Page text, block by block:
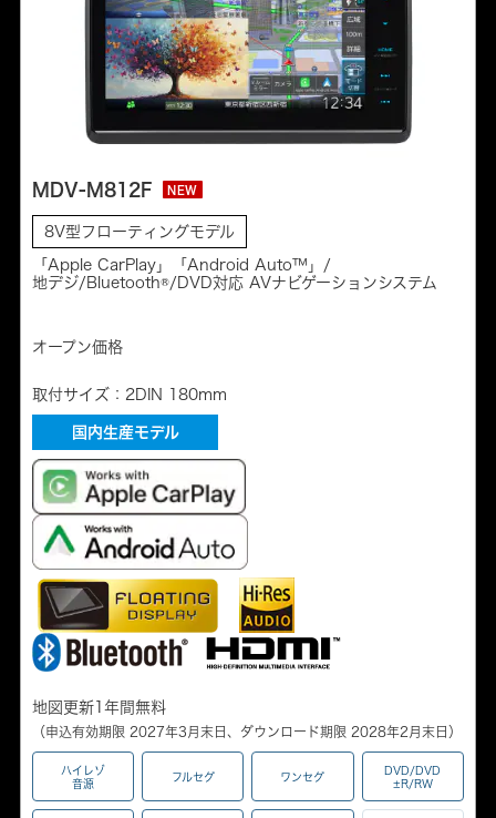
MDV-M812F NEW
8V型フローティングモデル
「Apple CarPlay」「Android Auto™」/
地デジ/Bluetooth®/DVD対応 AVナビゲーションシステム
オープン価格
取付サイズ：2DIN 180mm
国内生産モデル
地図更新1年間無料
（申込有効期限 2027年3月末日、ダウンロード期限 2028年2月末日）
ハイレゾ
音源
フルセグ ワンセグ
DVD/DVD
±R/RW